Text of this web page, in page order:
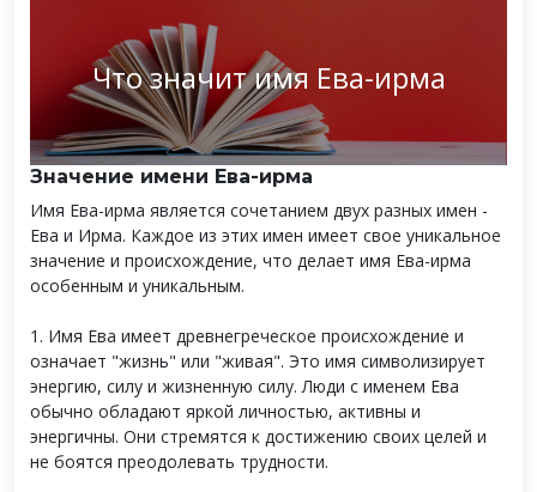
Что значит имя Ева-ирма
Значение имени Ева-ирма
Имя Ева-ирма является сочетанием двух разных имен -
Ева и Ирма. Каждое из этих имен имеет свое уникальное
значение и происхождение, что делает имя Ева-ирма
особенным и уникальным.
1. Имя Ева имеет древнегреческое происхождение и
означает "жизнь" или "живая". Это имя символизирует
энергию, силу и жизненную силу. Люди с именем Ева
обычно обладают яркой личностью, активны и
энергичны. Они стремятся к достижению своих целей и
не боятся преодолевать трудности.